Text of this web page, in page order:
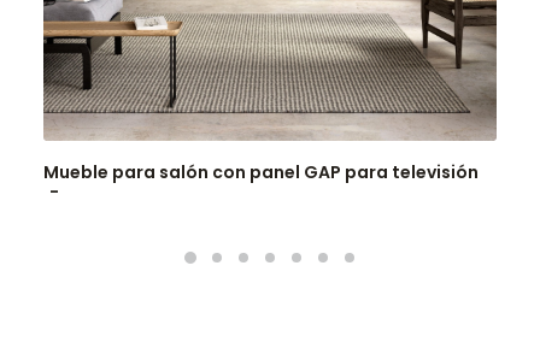
Mueble para salón con panel GAP para televisión